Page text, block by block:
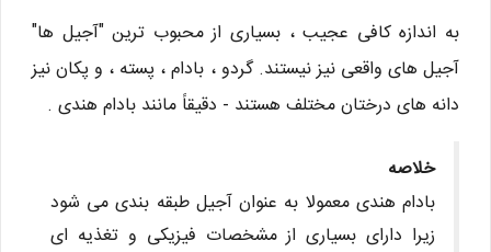
به اندازه کافی عجیب ، بسیاری از محبوب ترین "آجیل ها"
آجیل های واقعی نیز نیستند. گردو ، بادام ، پسته ، و پکان نیز
دانه های درختان مختلف هستند - دقیقاً مانند بادام هندی .
خلاصه
بادام هندی معمولا به عنوان آجیل طبقه بندی می شود
زیرا دارای بسیاری از مشخصات فیزیکی و تغذیه ای